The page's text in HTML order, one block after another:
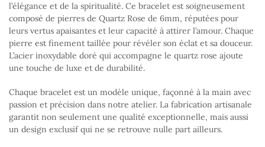
l’élégance et de la spiritualité. Ce bracelet est soigneusement
composé de pierres de Quartz Rose de 6mm, réputées pour
leurs vertus apaisantes et leur capacité à attirer l’amour. Chaque
pierre est finement taillée pour révéler son éclat et sa douceur.
L’acier inoxydable doré qui accompagne le quartz rose ajoute
une touche de luxe et de durabilité.
Chaque bracelet est un modèle unique, façonné à la main avec
passion et précision dans notre atelier. La fabrication artisanale
garantit non seulement une qualité exceptionnelle, mais aussi
un design exclusif qui ne se retrouve nulle part ailleurs.